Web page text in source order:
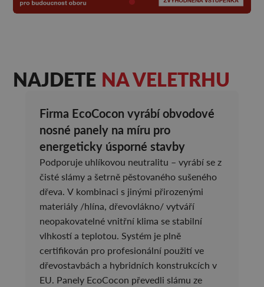
NAJDETE NA VELETRHU
Firma EcoCocon vyrábí obvodové
nosné panely na míru pro
energeticky úsporné stavby
Podporuje uhlíkovou neutralitu – vyrábí se z
čisté slámy a šetrně pěstovaného sušeného
dřeva. V kombinaci s jinými přirozenými
materiály /hlína, dřevovlákno/ vytváří
neopakovatelné vnitřní klima se stabilní
vlhkostí a teplotou. Systém je plně
certifikován pro profesionální použití ve
dřevostavbách a hybridních konstrukcích v
EU. Panely EcoCocon převedli slámu ze